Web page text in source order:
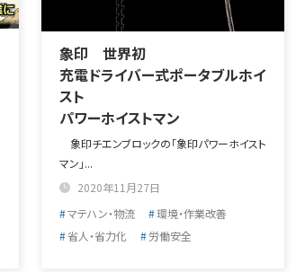
象印 世界初
充電ドライバー式ポータブルホイ
スト
パワーホイストマン
象印チエンブロックの「象印パワーホイスト
マン」...
2020年11月27日
マテハン・物流
環境・作業改善
省人・省力化
労働安全